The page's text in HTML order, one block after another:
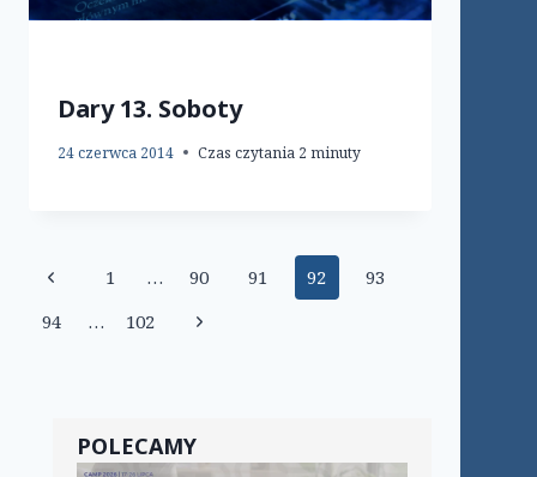
Dary 13. Soboty
24 czerwca 2014 Czas czytania 2 minuty
Nawigacja
strony
Poprzednia
strona
1 … 90 91 92
93
94
… 102
Następna
POLECAMY